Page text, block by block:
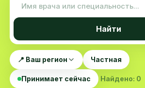
Найти
📍 Ваш регион Частная
Принимает сейчас Найдено: 0